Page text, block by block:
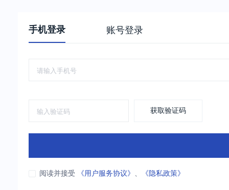
手机登录 账号登录
获取验证码
阅读并接受 《用户服务协议》 、 《隐私政策》